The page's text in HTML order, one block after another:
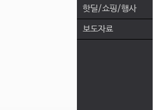
핫딜/쇼핑/행사
보도자료